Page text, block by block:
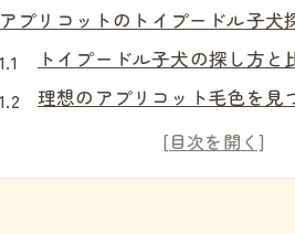
アプリコットのトイプードル子犬
トイプードル子犬の探し方と
理想のアプリコット毛色を見
希望する性格や特徴のトイプ
熊本県で安心できる子犬情報